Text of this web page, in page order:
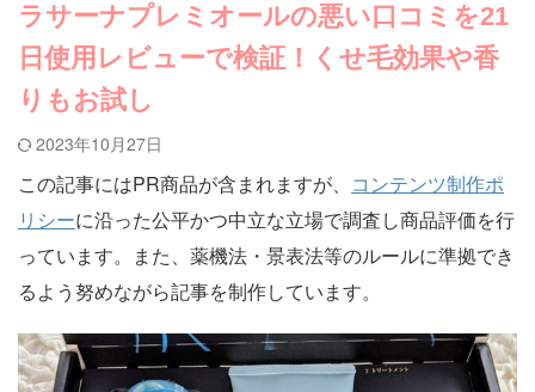
ラサーナプレミオールの悪い口コミを21
日使用レビューで検証！くせ毛効果や香
りもお試し
2023年10月27日
この記事にはPR商品が含まれますが、 コンテンツ制作ポ
リシーに沿った公平かつ中立な立場で調査し商品評価を行
っています。また、薬機法・景表法等のルールに準拠でき
るよう努めながら記事を制作しています。